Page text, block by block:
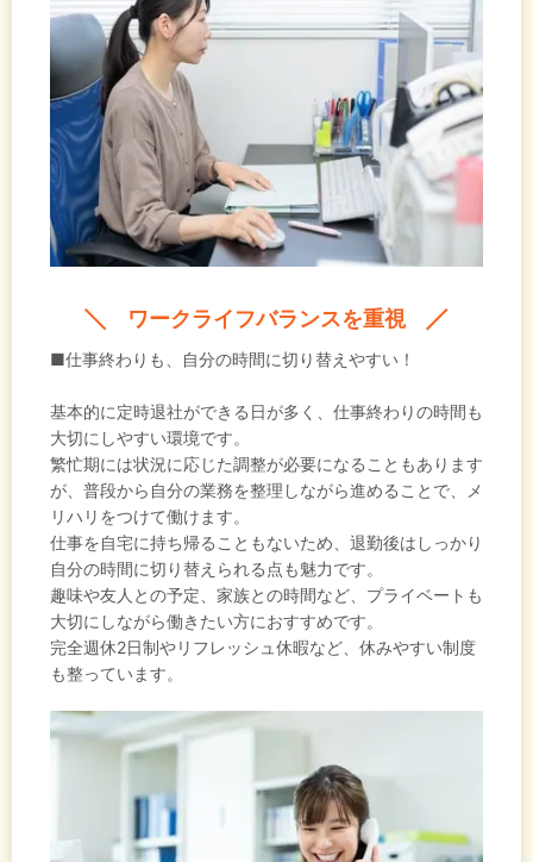
ワークライフバランスを重視
■仕事終わりも、自分の時間に切り替えやすい！
基本的に定時退社ができる日が多く、仕事終わりの時間も
大切にしやすい環境です。
繁忙期には状況に応じた調整が必要になることもあります
が、普段から自分の業務を整理しながら進めることで、メ
リハリをつけて働けます。
仕事を自宅に持ち帰ることもないため、退勤後はしっかり
自分の時間に切り替えられる点も魅力です。
趣味や友人との予定、家族との時間など、プライベートも
大切にしながら働きたい方におすすめです。
完全週休2日制やリフレッシュ休暇など、休みやすい制度
も整っています。